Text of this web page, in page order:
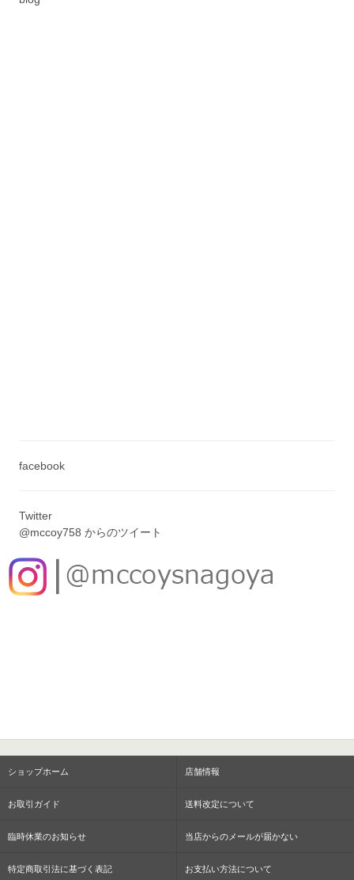
facebook
Twitter
@mccoy758 からのツイート
ショップホーム 店舗情報
お取引ガイド 送料改定について
臨時休業のお知らせ 当店からのメールが届かない
特定商取引法に基づく表記 お支払い方法について